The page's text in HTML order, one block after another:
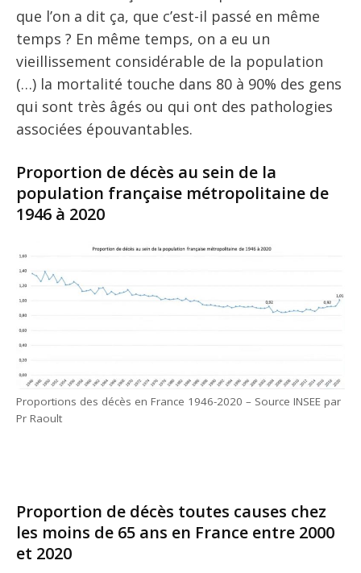
que l’on a dit ça, que c’est-il passé en même
temps ? En même temps, on a eu un
vieillissement considérable de la population
(…) la mortalité touche dans 80 à 90% des gens
qui sont très âgés ou qui ont des pathologies
associées épouvantables.
Proportion de décès au sein de la
population française métropolitaine de
1946 à 2020
Proportions des décès en France 1946-2020 – Source INSEE par
Pr Raoult
Proportion de décès toutes causes chez
les moins de 65 ans en France entre 2000
et 2020